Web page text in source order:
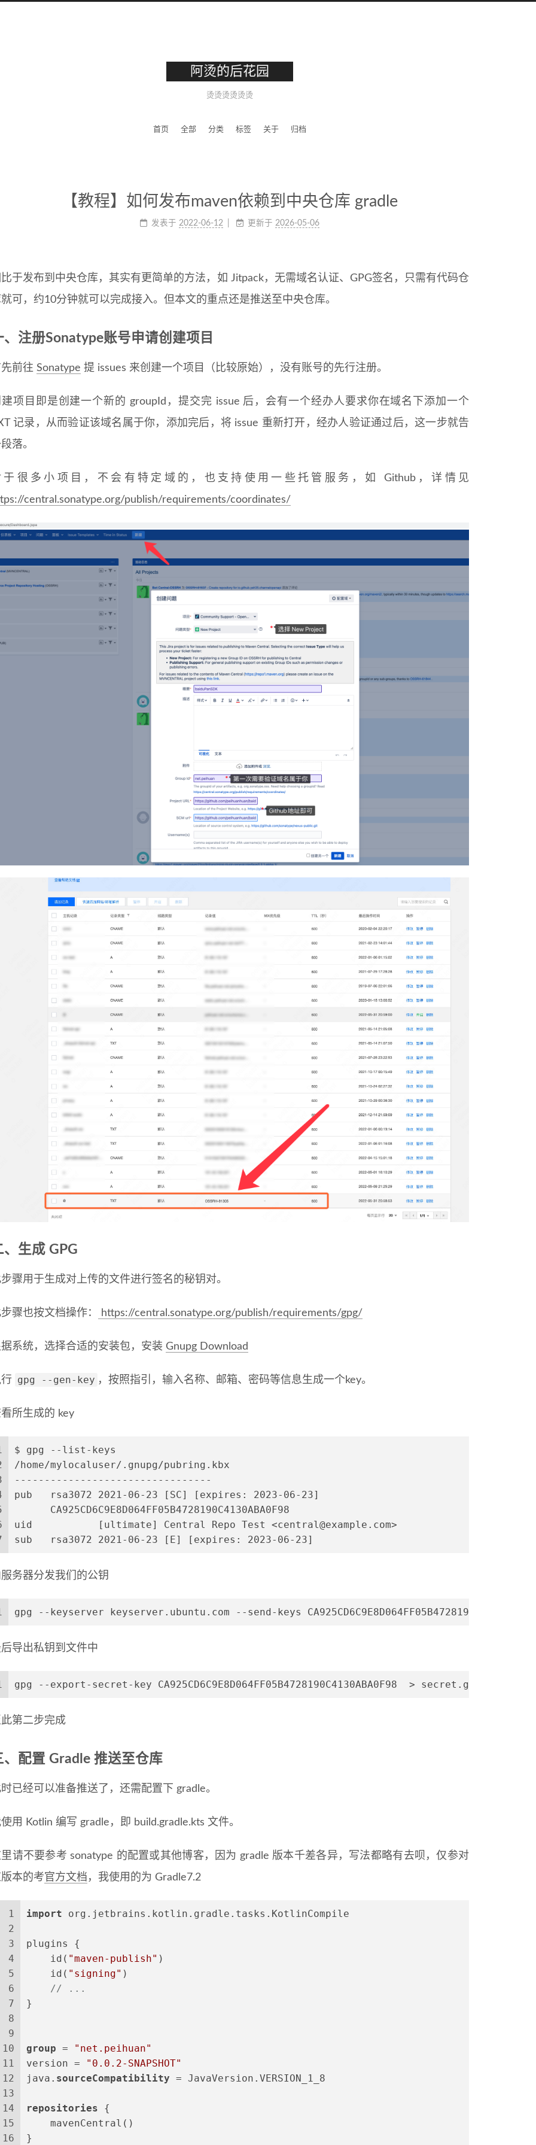
阿烫的后花园
烫烫烫烫烫烫
首页 全部 分类 标签 关于 归档
【教程】如何发布maven依赖到中央仓库 gradle
发表于 2022-06-12 更新于 2026-05-06
于发布到中央仓库，其实有更简单的方法，如 Jitpack，无需域名认证、GPG签名，只需有代码仓
可，约10分钟就可以完成接入。但本文的重点还是推送至中央仓库。
、注册Sonatype账号申请创建项目
前往 Sonatype 提 issues 来创建一个项目（比较原始），没有账号的先行注册。
项目即是创建一个新的 groupId，提交完 issue 后，会有一个经办人要求你在域名下添加一个
记录，从而验证该域名属于你，添加完后，将 issue 重新打开，经办人验证通过后，这一步就告
落。
于很多小项目，不会有特定域的，也支持使用一些托管服务，如 Github，详情见
central.sonatype.org/publish/requirements/coordinates/
、生成 GPG
骤用于生成对上传的文件进行签名的秘钥对。
骤也按文档操作： https://central.sonatype.org/publish/requirements/gpg/
系统，选择合适的安装包，安装 Gnupg Download
gpg --gen-key ，按照指引，输入名称、邮箱、密码等信息生成一个key。
所生成的 key
$ gpg --list-keys
/home/mylocaluser/.gnupg/pubring.kbx
---------------------------------
pub   rsa3072 2021-06-23 [SC] [expires: 2023-06-23]
      CA925CD6C9E8D064FF05B4728190C4130ABA0F98
uid           [ultimate] Central Repo Test <central@example.com>
sub   rsa3072 2021-06-23 [E] [expires: 2023-06-23]
务器分发我们的公钥
gpg --keyserver keyserver.ubuntu.com --send-keys
导出私钥到文件中
gpg --export-secret-key CA925CD6C9E8D064FF05B4728190C4130ABA0F98  > secret.gpg
第二步完成
、配置 Gradle 推送至仓库
已经可以准备推送了，还需配置下 gradle。
用 Kotlin 编写 gradle，即 build.gradle.kts 文件。
请不要参考 sonatype 的配置或其他博客，因为 gradle 版本千差各异，写法都略有去呗，仅参对
本的考官方文档 ，我使用的为 Gradle7.2
1
2
3
4
5
6
7
8
9
10
11
12
13
14
15
16
import org.jetbrains.kotlin.gradle.tasks.KotlinCompile
plugins {
    id(
"maven-publish" )
    id(
"signing" )
// ...
}
group =
"net.peihuan"
version =
"0.0.2-SNAPSHOT"
java. sourceCompatibility = JavaVersion.VERSION_1_8
repositories {
    mavenCentral()
}